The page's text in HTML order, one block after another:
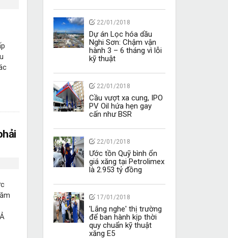
22/01/2018
Dự án Lọc hóa dầu
Nghi Sơn: Chậm vận
hành 3 – 6 tháng vì lỗi
kỹ thuật
22/01/2018
Cầu vượt xa cung, IPO
PV Oil hứa hẹn gay
cấn như BSR
22/01/2018
Ước tồn Quỹ bình ổn
giá xăng tại Petrolimex
là 2.953 tỷ đồng
17/01/2018
'Lắng nghe' thị trường
để ban hành kịp thời
quy chuẩn kỹ thuật
xăng E5